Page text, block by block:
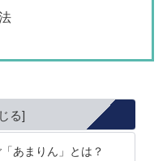
あまりん」とは？